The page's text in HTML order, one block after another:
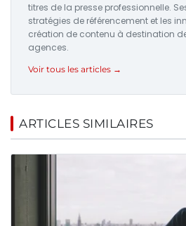
titres de la presse professionnelle.
stratégies de référencement et les
création de contenu à destination
agences.
Voir tous les articles →
ARTICLES SIMILAIRES